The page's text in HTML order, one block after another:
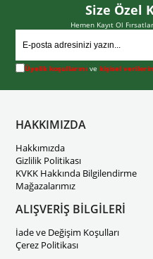
Size Özel
Hemen Kayıt Ol
Üyelik koşullarını vekişisel
HAKKIMIZDA
Hakkımızda
Gizlilik Politikası
KVKK Hakkında Bilgilendirme
Mağazalarımız
ALIŞVERİŞ BİLGİLERİ
İade ve Değişim Koşulları
Çerez Politikası